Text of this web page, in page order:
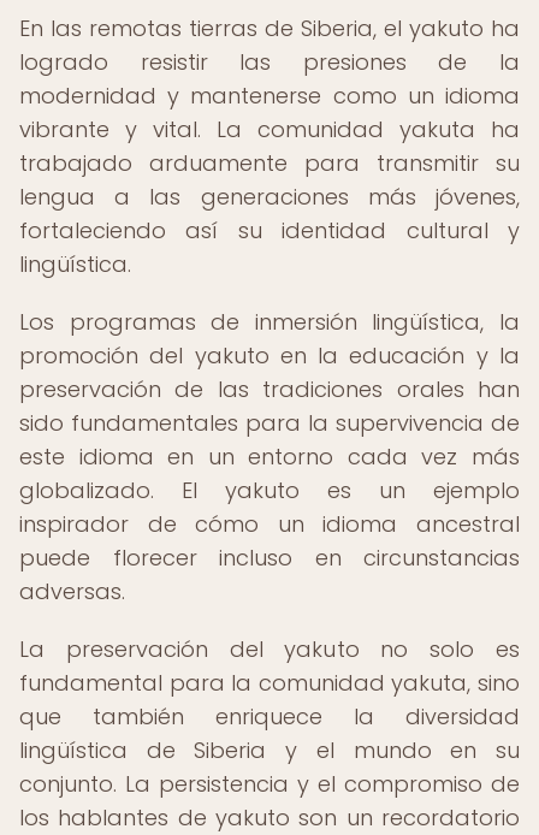
En las remotas tierras de Siberia, el yakuto ha
logrado resistir las presiones de la
modernidad y mantenerse como un idioma
vibrante y vital. La comunidad yakuta ha
trabajado arduamente para transmitir su
lengua a las generaciones más jóvenes,
fortaleciendo así su identidad cultural y
lingüística.
Los programas de inmersión lingüística, la
promoción del yakuto en la educación y la
preservación de las tradiciones orales han
sido fundamentales para la supervivencia de
este idioma en un entorno cada vez más
globalizado. El yakuto es un ejemplo
inspirador de cómo un idioma ancestral
puede florecer incluso en circunstancias
adversas.
La preservación del yakuto no solo es
fundamental para la comunidad yakuta, sino
que también enriquece la diversidad
lingüística de Siberia y el mundo en su
conjunto. La persistencia y el compromiso de
los hablantes de yakuto son un recordatorio